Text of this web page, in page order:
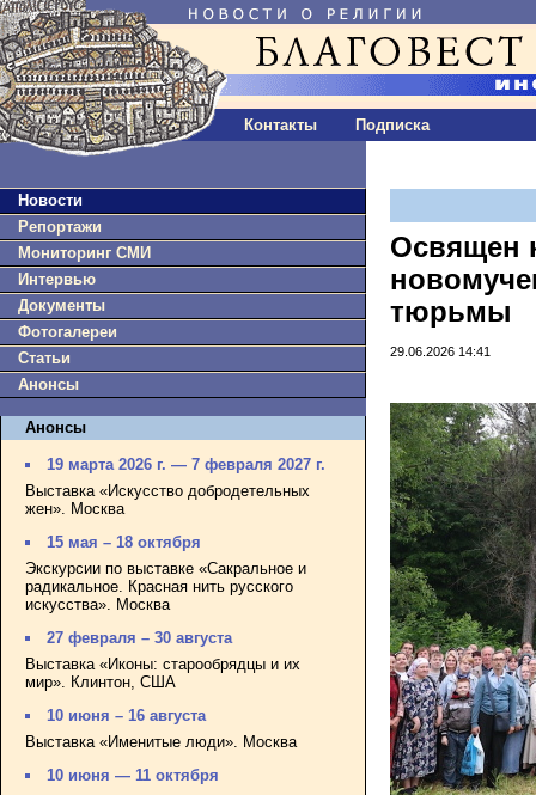
Контакты Подписка
Новости
Репортажи
Мониторинг СМИ
Интервью
Документы
Фотогалереи
Статьи
Анонсы
Анонсы
19 марта 2026 г. — 7 февраля 2027 г.
Выставка «Искусство добродетельных
жен». Москва
15 мая – 18 октября
Экскурсии по выставке «Сакральное и
радикальное. Красная нить русского
искусства». Москва
27 февраля – 30 августа
Выставка «Иконы: старообрядцы и их
мир». Клинтон, США
10 июня – 16 августа
Выставка «Именитые люди». Москва
10 июня — 11 октября
Освящен
тюрьмы
29.06.2026 14:41